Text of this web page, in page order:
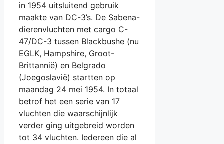
in 1954 uitsluitend gebruik
maakte van DC-3’s. De Sabena-
dierenvluchten met cargo C-
47/DC-3 tussen Blackbushe (nu
EGLK, Hampshire, Groot-
Brittannië) en Belgrado
(Joegoslavië) startten op
maandag 24 mei 1954. In totaal
betrof het een serie van 17
vluchten die waarschijnlijk
verder ging uitgebreid worden
tot 34 vluchten. Iedereen die al